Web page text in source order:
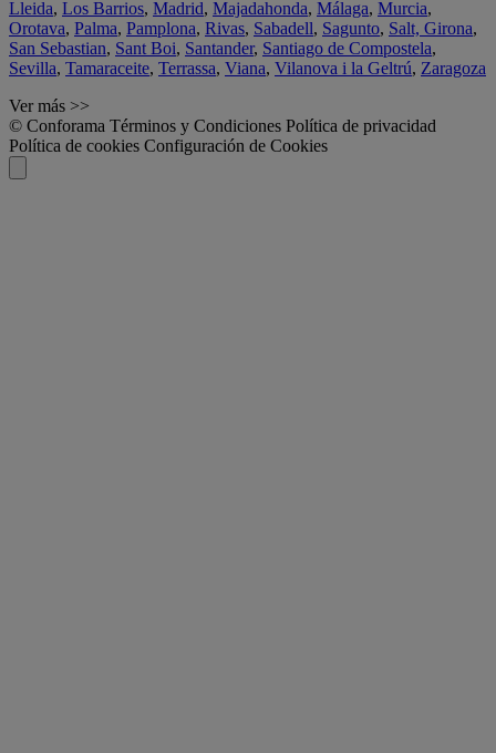
Lleida, Los Barrios, Madrid, Majadahonda, Málaga, Murcia,
Orotava, Palma, Pamplona, Rivas, Sabadell, Sagunto, Salt, Girona,
San Sebastian, Sant Boi, Santander, Santiago de Compostela,
Sevilla, Tamaraceite, Terrassa, Viana, Vilanova i la Geltrú, Zaragoza
Ver más >>
© Conforama Términos y Condiciones Política de privacidad
Política de cookies Configuración de Cookies